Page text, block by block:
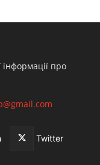
інформації про
Twitter